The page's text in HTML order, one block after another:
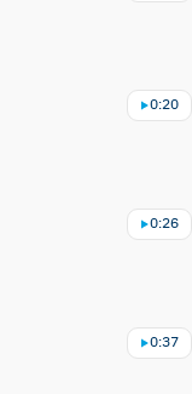
0:20
0:26
0:37